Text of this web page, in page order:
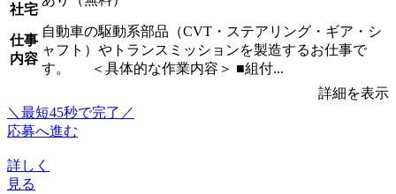
社宅
仕事
内容
自動車の駆動系部品（CVT・ステアリング・ギア・シ
ャフト）やトランスミッションを製造するお仕事で
す。 ＜具体的な作業内容＞ ■組付...
詳細を表示
＼最短45秒で完了／
応募へ進む
詳しく
見る